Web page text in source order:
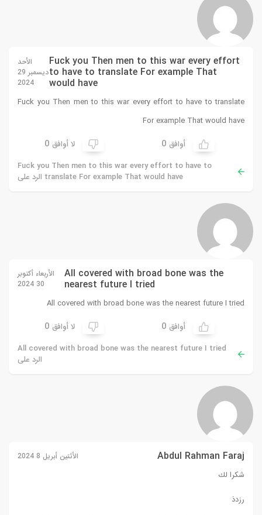
Fuck you Then men to this war every effort
to have to translate For example That
would have
الأحد
ديسمبر 29
2024
Fuck you Then men to this war every effort to have to translate
For example That would have
أوافق 0 لا أوافق 0
Fuck you Then men to this war every effort to have to
translate For example That would have الرد على
All covered with broad bone was the
nearest future I tried
الأربعاء أكتوبر
30 2024
All covered with broad bone was the nearest future I tried
أوافق 0 لا أوافق 0
All covered with broad bone was the nearest future I tried
الرد على
Abdul Rahman Faraj الأثنين أبريل 8 2024
شكرا لك
رزدذ